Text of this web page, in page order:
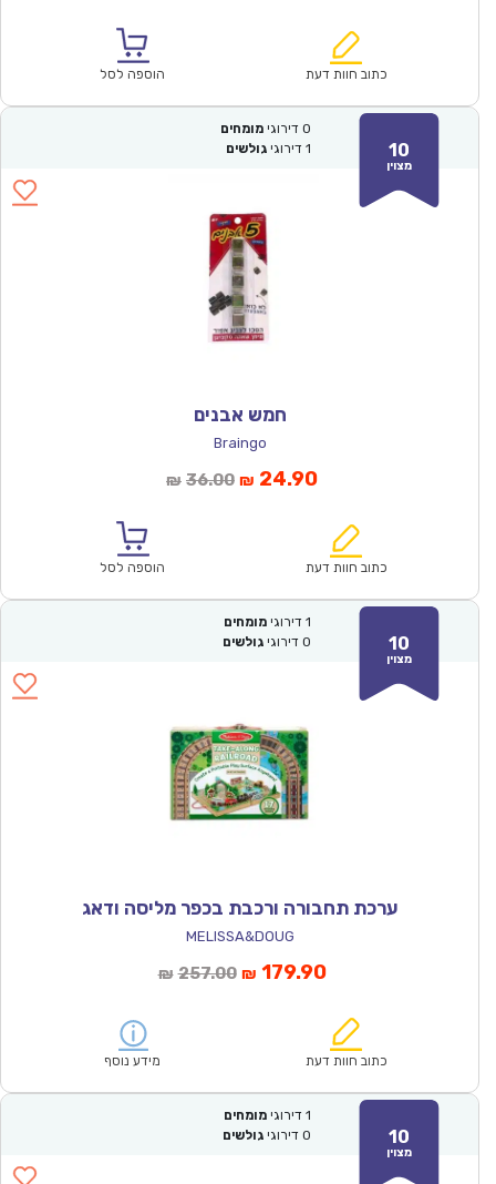
₪229.00.
הוא:
כתוב חוות דעת הוספה לסל
10
מצוין
0 דירוגי מומחים
1 דירוגי גולשים
חמש אבנים
Braingo
₪ 36.00המחיר
₪36.00.
₪ 24.90המחיר
הוא:
כתוב חוות דעת הוספה לסל
10
מצוין
1 דירוגי מומחים
0 דירוגי גולשים
ערכת תחבורה ורכבת בכפר מליסה ודאג
MELISSA&DOUG
₪ 257.00המחיר
₪257.00.
₪ 179.90המחיר
הוא:
כתוב חוות דעת מידע נוסף
10
מצוין
1 דירוגי מומחים
0 דירוגי גולשים